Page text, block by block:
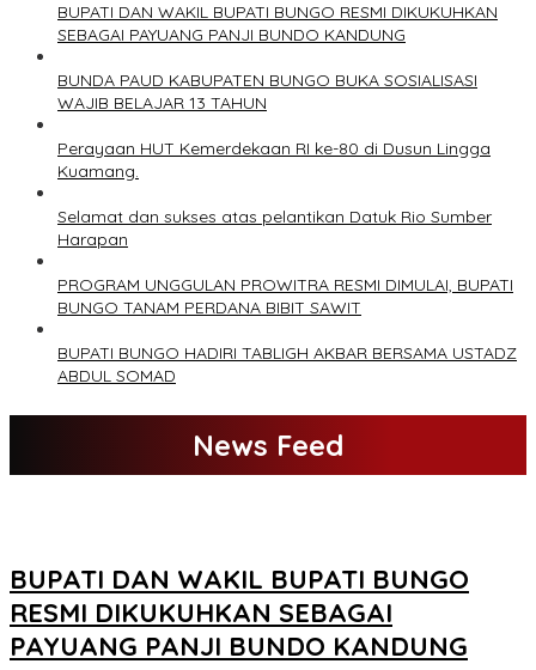
BUPATI DAN WAKIL BUPATI BUNGO RESMI DIKUKUHKAN
SEBAGAI PAYUANG PANJI BUNDO KANDUNG
BUNDA PAUD KABUPATEN BUNGO BUKA SOSIALISASI
WAJIB BELAJAR 13 TAHUN
Perayaan HUT Kemerdekaan RI ke-80 di Dusun Lingga
Kuamang.
Selamat dan sukses atas pelantikan Datuk Rio Sumber
Harapan
PROGRAM UNGGULAN PROWITRA RESMI DIMULAI, BUPATI
BUNGO TANAM PERDANA BIBIT SAWIT
BUPATI BUNGO HADIRI TABLIGH AKBAR BERSAMA USTADZ
ABDUL SOMAD
News Feed
BUPATI DAN WAKIL BUPATI BUNGO
RESMI DIKUKUHKAN SEBAGAI
PAYUANG PANJI BUNDO KANDUNG